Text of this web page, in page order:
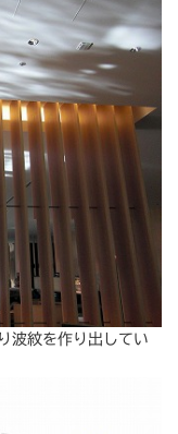
波紋を作り出してい